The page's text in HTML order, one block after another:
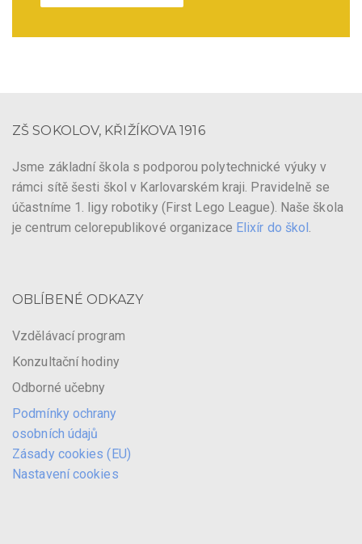
ZŠ SOKOLOV, KŘIŽÍKOVA 1916
Jsme základní škola s podporou polytechnické výuky v
rámci sítě šesti škol v Karlovarském kraji. Pravidelně se
účastníme 1. ligy robotiky (First Lego League). Naše škola
je centrum celorepublikové organizace Elixír do škol .
OBLÍBENÉ ODKAZY
Vzdělávací program
Konzultační hodiny
Odborné učebny
Podmínky ochrany
osobních údajů
Zásady cookies (EU)
Nastavení cookies